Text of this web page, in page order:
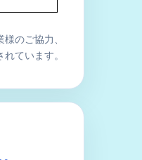
のご協力、
ています。